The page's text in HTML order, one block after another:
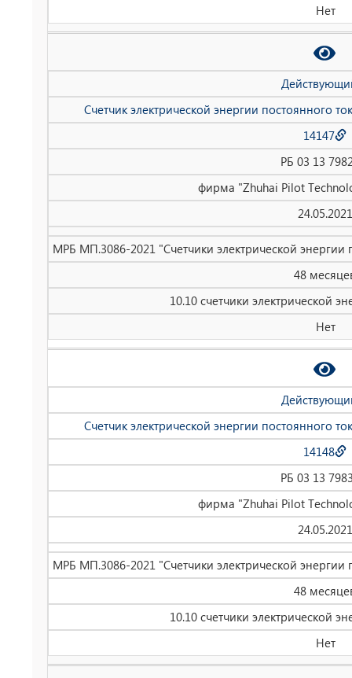
Нет
Счетчик электрической энергии постоянного
14147
РБ 03 13
фирма "Zhuhai Pilot
24.05.2021
МРБ МП.3086-2021 "Счетчики электрической энергии
48
10.10 счетчики электрической
Нет
Счетчик электрической энергии постоянного
14148
РБ 03 13
фирма "Zhuhai Pilot
24.05.2021
МРБ МП.3086-2021 "Счетчики электрической энергии
48
10.10 счетчики электрической
Нет